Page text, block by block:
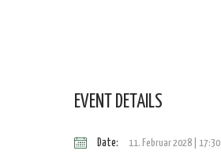
EVENT DETAILS
Date: 11. Februar 2028 | 17:30